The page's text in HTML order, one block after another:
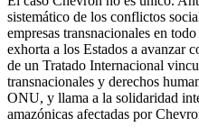
sistemático de los conflictos
empresas transnacionales en
exhorta a los Estados a avanzar
de un Tratado Internacional
transnacionales y derechos
ONU, y llama a la solidaridad
amazónicas afectadas por